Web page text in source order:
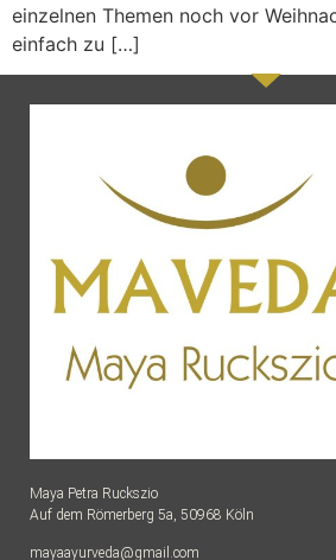
einzelnen Themen noch vor
einfach zu […]
Maya Petra Ruckszio
Auf dem Römerberg 5a, 50968 Köln
mayaayurveda@gmail.com